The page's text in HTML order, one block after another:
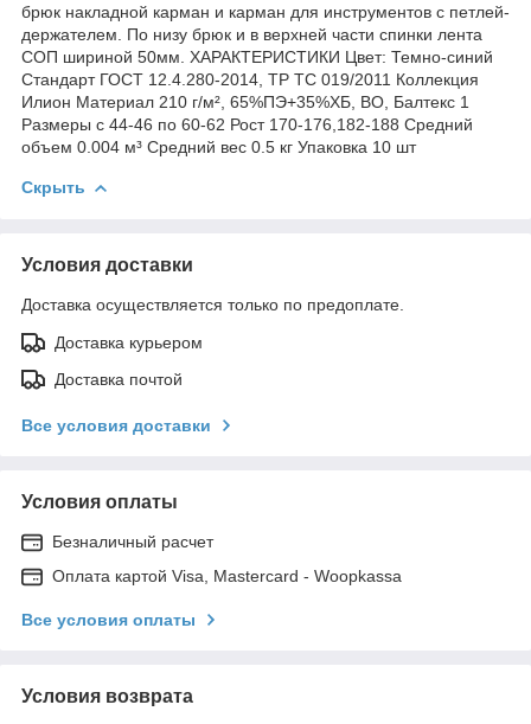
брюк накладной карман и карман для инструментов с петлей-
держателем. По низу брюк и в верхней части спинки лента
СОП шириной 50мм. ХАРАКТЕРИСТИКИ Цвет: Темно-синий
Стандарт ГОСТ 12.4.280-2014, ТР ТС 019/2011 Коллекция
Илион Материал 210 г/м², 65%ПЭ+35%ХБ, ВО, Балтекс 1
Размеры с 44-46 по 60-62 Рост 170-176,182-188 Средний
объем 0.004 м³ Средний вес 0.5 кг Упаковка 10 шт
Скрыть
Условия доставки
Доставка осуществляется только по предоплате.
Доставка курьером
Доставка почтой
Все условия доставки
Условия оплаты
Безналичный расчет
Оплата картой Visa, Mastercard - Woopkassa
Все условия оплаты
Условия возврата